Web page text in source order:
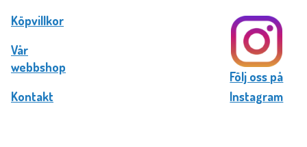
Köpvillkor
Vår
webbshop
Kontakt
Följ oss på
Instagram